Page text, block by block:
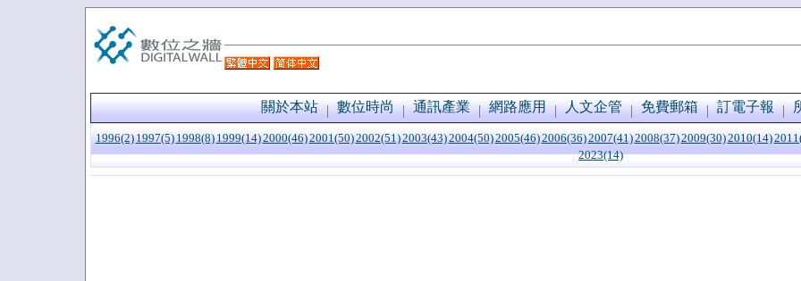
關於本站 數位時尚 通訊產業 網路應用 人文企管 免費郵箱 訂電子報
1996(2) 1997(5) 1998(8) 1999(14)2000(46)2001(50)2002(51)2003(43)2004(50)2005(46)2006(36)2007(41)2008(37)2009(30)2010(14)
2023(14)